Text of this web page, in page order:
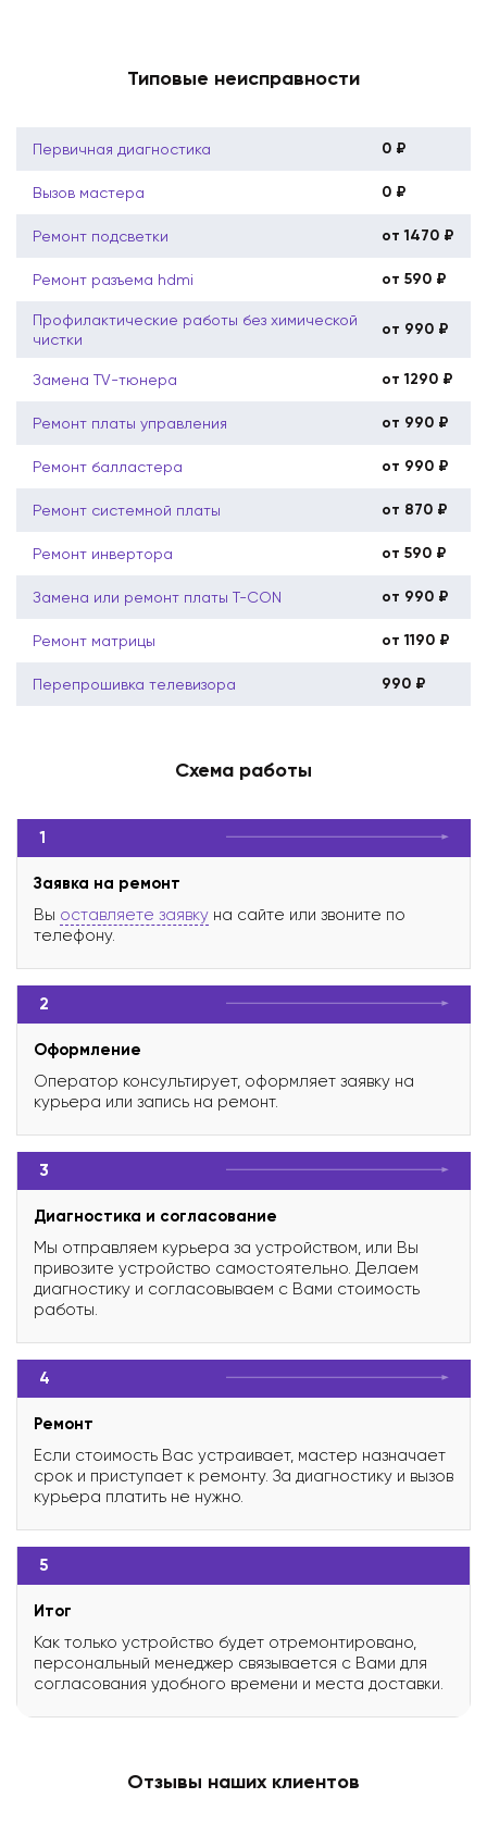
Типовые неисправности
Первичная диагностика 0 ₽
Вызов мастера 0 ₽
Ремонт подсветки от 1470 ₽
Ремонт разъема hdmi от 590 ₽
Профилактические работы без химической
чистки
от 990 ₽
Замена TV-тюнера от 1290 ₽
Ремонт платы управления от 990 ₽
Ремонт балластера от 990 ₽
Ремонт системной платы от 870 ₽
Ремонт инвертора от 590 ₽
Замена или ремонт платы T-CON от 990 ₽
Ремонт матрицы от 1190 ₽
Перепрошивка телевизора 990 ₽
Схема работы
1
Заявка на ремонт
Вы оставляете заявку на сайте или звоните по
телефону.
2
Оформление
Оператор консультирует, оформляет заявку на
курьера или запись на ремонт.
3
Диагностика и согласование
Мы отправляем курьера за устройством, или Вы
привозите устройство самостоятельно. Делаем
диагностику и согласовываем с Вами стоимость
работы.
4
Ремонт
Если стоимость Вас устраивает, мастер назначает
срок и приступает к ремонту. За диагностику и вызов
курьера платить не нужно.
5
Итог
Как только устройство будет отремонтировано,
персональный менеджер связывается с Вами для
согласования удобного времени и места доставки.
Отзывы наших клиентов